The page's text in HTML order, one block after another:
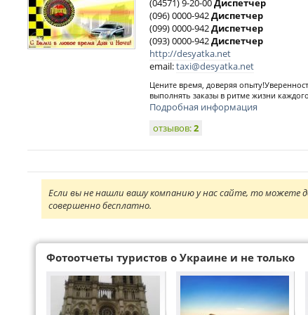
(04571) 9-20-00Диспетчер
(096) 0000-942Диспетчер
(099) 0000-942Диспетчер
(093) 0000-942Диспетчер
http://desyatka.net
email:taxi@desyatka.net
Цените время, доверяя
выполнять заказы в ритме жизни
Подробная информация
отзывов:2
Если вы не нашли вашу компанию у нас сайте, то можете
совершенно бесплатно.
Фотоотчеты туристов о Украине и не только